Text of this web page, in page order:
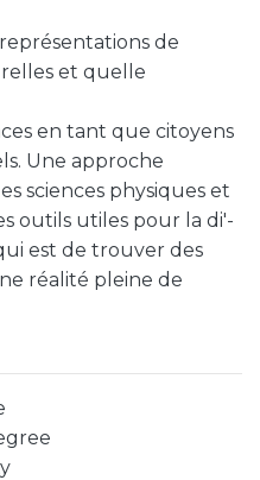
de
et quelle
en tant que citoyens
Une approche
sciences physiques et
outils utiles pour la di'-
est de trouver des
réalité pleine de